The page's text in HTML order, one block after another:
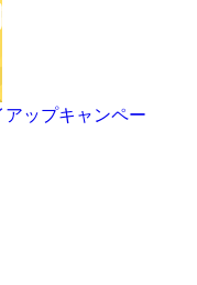
ップキャンペー